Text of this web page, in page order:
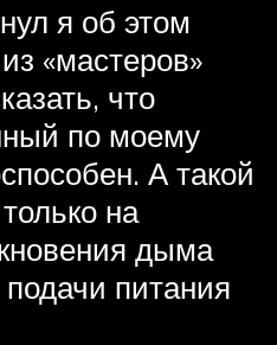
я об этом
«мастеров»
что
по моему
А такой
на
дыма
питания